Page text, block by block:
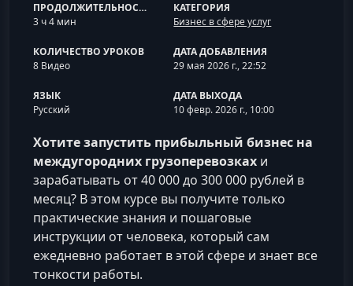
ПРОДОЛЖИТЕЛЬНОСТЬ
3 ч 4 мин
КАТЕГОРИЯ
Бизнес в сфере услуг
КОЛИЧЕСТВО УРОКОВ
8 Видео
ДАТА ДОБАВЛЕНИЯ
29 мая 2026 г., 22:52
ЯЗЫК
Русский
ДАТА ВЫХОДА
10 февр. 2026 г., 10:00
Хотите запустить прибыльный бизнес на
междугородних грузоперевозках и
зарабатывать от 40 000 до 300 000 рублей в
месяц? В этом курсе вы получите только
практические знания и пошаговые
инструкции от человека, который сам
ежедневно работает в этой сфере и знает все
тонкости работы.